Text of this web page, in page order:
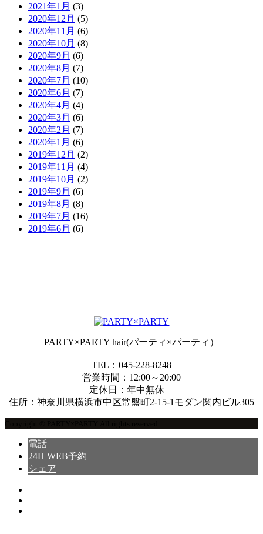
2021年1月 (3)
2020年12月 (5)
2020年11月 (6)
2020年10月 (8)
2020年9月 (6)
2020年8月 (7)
2020年7月 (10)
2020年6月 (7)
2020年4月 (4)
2020年3月 (6)
2020年2月 (7)
2020年1月 (6)
2019年12月 (2)
2019年11月 (4)
2019年10月 (2)
2019年9月 (6)
2019年8月 (8)
2019年7月 (16)
2019年6月 (6)
PARTY×PARTY hair(パーティ×パーティ）
TEL：045-228-8248
営業時間：12:00～20:00
定休日：年中無休
住所：神奈川県横浜市中区常盤町2-15-1モダン関内ビル305
電話
24H WEB予約
シェア